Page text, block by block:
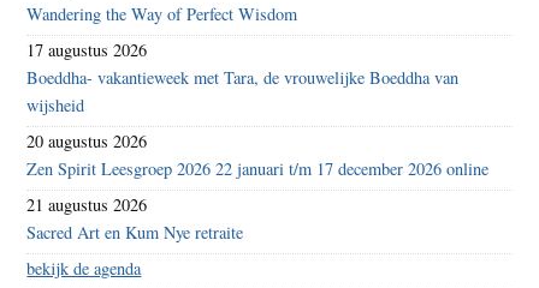
Wandering the Way of Perfect Wisdom
17 augustus 2026
Boeddha- vakantieweek met Tara, de vrouwelijke Boeddha van
wijsheid
20 augustus 2026
Zen Spirit Leesgroep 2026 22 januari t/m 17 december 2026 online
21 augustus 2026
Sacred Art en Kum Nye retraite
bekijk de agenda